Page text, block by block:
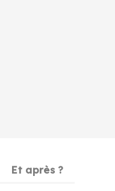
Et après ?